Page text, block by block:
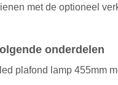
met de optioneel
onderdelen
plafond lamp 455mm